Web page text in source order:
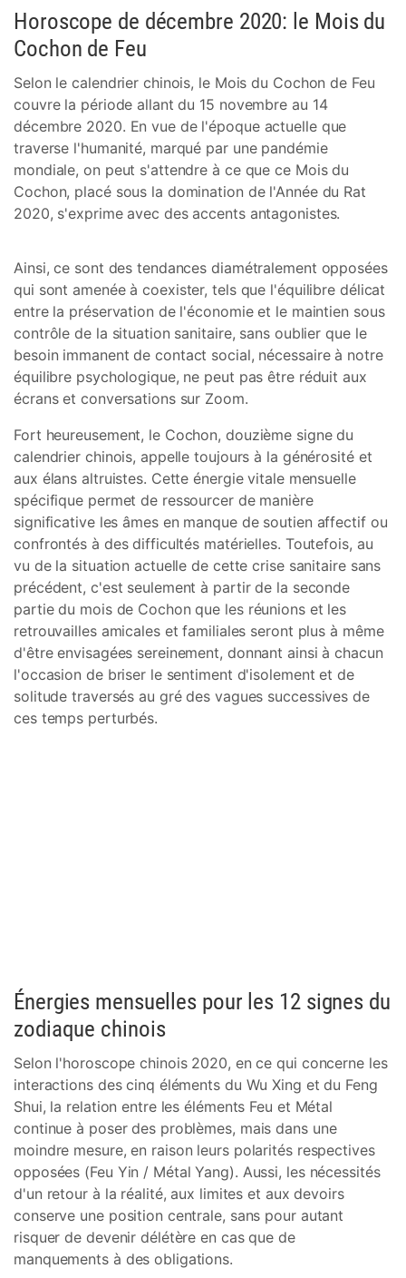
Horoscope de décembre 2020: le Mois du
Cochon de Feu
Selon le calendrier chinois, le Mois du Cochon de Feu
couvre la période allant du 15 novembre au 14
décembre 2020. En vue de l'époque actuelle que
traverse l'humanité, marqué par une pandémie
mondiale, on peut s'attendre à ce que ce Mois du
Cochon, placé sous la domination de l'Année du Rat
2020, s'exprime avec des accents antagonistes.
Ainsi, ce sont des tendances diamétralement opposées
qui sont amenée à coexister, tels que l'équilibre délicat
entre la préservation de l'économie et le maintien sous
contrôle de la situation sanitaire, sans oublier que le
besoin immanent de contact social, nécessaire à notre
équilibre psychologique, ne peut pas être réduit aux
écrans et conversations sur Zoom.
Fort heureusement, le Cochon, douzième signe du
calendrier chinois, appelle toujours à la générosité et
aux élans altruistes. Cette énergie vitale mensuelle
spécifique permet de ressourcer de manière
significative les âmes en manque de soutien affectif ou
confrontés à des difficultés matérielles. Toutefois, au
vu de la situation actuelle de cette crise sanitaire sans
précédent, c'est seulement à partir de la seconde
partie du mois de Cochon que les réunions et les
retrouvailles amicales et familiales seront plus à même
d'être envisagées sereinement, donnant ainsi à chacun
l'occasion de briser le sentiment d'isolement et de
solitude traversés au gré des vagues successives de
ces temps perturbés.
Énergies mensuelles pour les 12 signes du
zodiaque chinois
Selon l'horoscope chinois 2020, en ce qui concerne les
interactions des cinq éléments du Wu Xing et du Feng
Shui, la relation entre les éléments Feu et Métal
continue à poser des problèmes, mais dans une
moindre mesure, en raison leurs polarités respectives
opposées (Feu Yin / Métal Yang). Aussi, les nécessités
d'un retour à la réalité, aux limites et aux devoirs
conserve une position centrale, sans pour autant
risquer de devenir délétère en cas que de
manquements à des obligations.